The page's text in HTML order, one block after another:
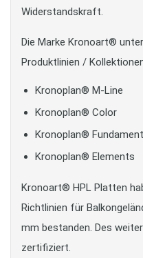
Widerstandskraft.
Die Marke Kronoart®
Produktlinien /
Kronoplan® M-Line
Kronoplan® Color
Kronoplan®
Kronoplan® Elements
Kronoart® HPL Platten
Richtlinien für
mm bestanden. Des
zertifiziert.